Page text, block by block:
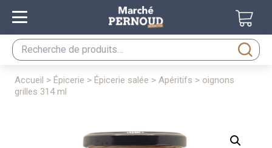
Recherche
pour :
accueil > épicerie > épicerie salée > apéritifs > oignons
grilles 314 ml